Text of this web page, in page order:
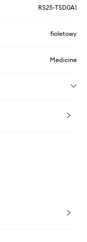
RS25-TSD0A1
fioletowy
Medicine